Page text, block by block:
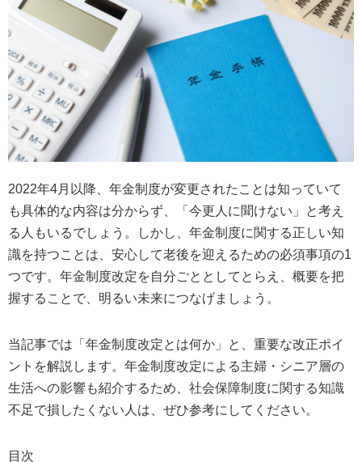
2022年4月以降、年金制度が変更されたことは知っていて
も具体的な内容は分からず、「今更人に聞けない」と考え
る人もいるでしょう。しかし、年金制度に関する正しい知
識を持つことは、安心して老後を迎えるための必須事項の1
つです。年金制度改定を自分ごととしてとらえ、概要を把
握することで、明るい未来につなげましょう。
当記事では「年金制度改定とは何か」と、重要な改正ポイ
ントを解説します。年金制度改定による主婦・シニア層の
生活への影響も紹介するため、社会保障制度に関する知識
不足で損したくない人は、ぜひ参考にしてください。
目次